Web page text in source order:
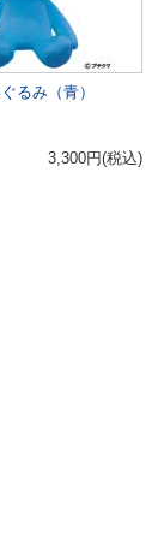
るみ（青）
3,300円(税込)